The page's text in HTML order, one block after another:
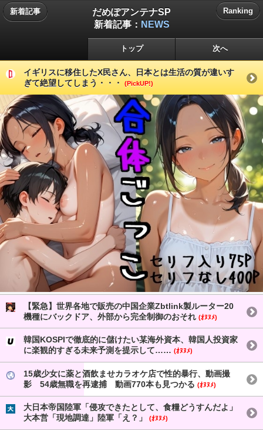
新着記事
だめぽアンテナSP
新着記事： NEWS
Ranking
トップ 次へ
イギリスに移住したX民さん、日本とは生活の質が違いす
ぎて絶望してしまう・・・
(PickUP!)
【緊急】世界各地で販売の中国企業Zbtlink製ルーター20
機種にバックドア、外部から完全制御のおそれ (ｵﾇﾇﾒ)
韓国KOSPIで徹底的に儲けたい某海外資本、韓国人投資家
に楽観的すぎる未来予測を提示して…… (ｵﾇﾇﾒ)
15歳少女に薬と酒飲ませカラオケ店で性的暴行、動画撮
影 54歳無職を再逮捕 動画770本も見つかる (ｵﾇﾇﾒ)
大日本帝国陸軍「侵攻できたとして、食糧どうすんだよ」
大本営「現地調達」陸軍「え？」
(ｵﾇﾇﾒ)